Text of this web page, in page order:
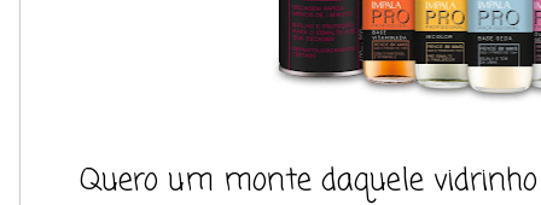
Quero um monte daquele